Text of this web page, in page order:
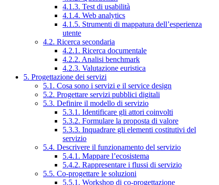
4.1.3. Test di usabilità
4.1.4. Web analytics
4.1.5. Strumenti di mappatura dell’esperienza
utente
4.2. Ricerca secondaria
4.2.1. Ricerca documentale
4.2.2. Analisi benchmark
4.2.3. Valutazione euristica
5. Progettazione dei servizi
5.1. Cosa sono i servizi e il service design
5.2. Progettare servizi pubblici digitali
5.3. Definire il modello di servizio
5.3.1. Identificare gli attori coinvolti
5.3.2. Formulare la proposta di valore
5.3.3. Inquadrare gli elementi costitutivi del
servizio
5.4. Descrivere il funzionamento del servizio
5.4.1. Mappare l’ecosistema
5.4.2. Rappresentare i flussi di servizio
5.5. Co-progettare le soluzioni
5.5.1. Workshop di co-progettazione